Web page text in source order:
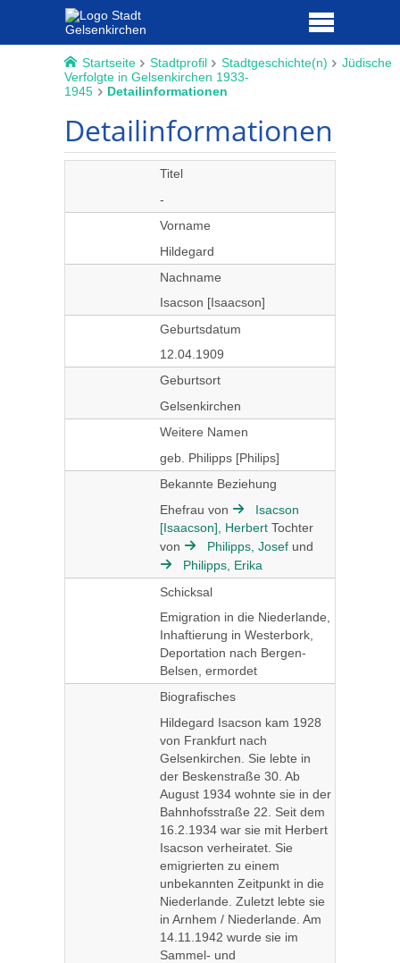
Startseite Stadtprofil Stadtgeschichte(n)
Jüdische
Verfolgte in Gelsenkirchen 1933-
1945
Detailinformationen
Detailinformationen
Titel
-
Vorname
Hildegard
Nachname
Isacson [Isaacson]
Geburtsdatum
12.04.1909
Geburtsort
Gelsenkirchen
Weitere Namen
geb. Philipps [Philips]
Bekannte Beziehung
Ehefrau von
Isacson
[Isaacson], Herbert Tochter
von
Philipps, Josef und
Philipps, Erika
Schicksal
Emigration in die Niederlande,
Inhaftierung in Westerbork,
Deportation nach Bergen-
Belsen, ermordet
Biografisches
Hildegard Isacson kam 1928
von Frankfurt nach
Gelsenkirchen. Sie lebte in
der Beskenstraße 30. Ab
August 1934 wohnte sie in der
Bahnhofsstraße 22. Seit dem
16.2.1934 war sie mit Herbert
Isacson verheiratet. Sie
emigrierten zu einem
unbekannten Zeitpunkt in die
Niederlande. Zuletzt lebte sie
in Arnhem / Niederlande. Am
14.11.1942 wurde sie im
Sammel- und